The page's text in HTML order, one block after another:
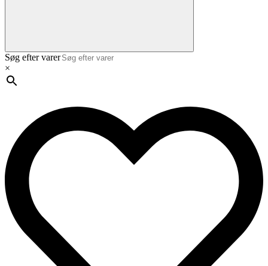
Søg efter varer
×